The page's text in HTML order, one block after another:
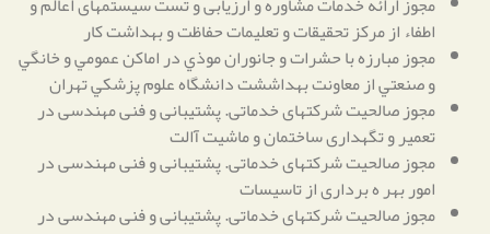
اطفاء از مرکز تحقیقات و تعلیمات حفاظت و بهداشت کار
مجوز مبارزه با حشرات و جانوران موذي در اماكن عمومي و خانگي
و صنعتي از معاونت بهداششت دانشگاه علوم پزشكي تهران
مجوز صالحیت شرکتهای خدماتی. پشتیبانی و فنی مهندسی در
تعمیر و تگهداری ساختمان و ماشیت آالت
مجوز صالحیت شرکتهای خدماتی. پشتیبانی و فنی مهندسی در
امور بهر ه برداری از تاسیسات
مجوز صالحیت شرکتهای خدماتی. پشتیبانی و فنی مهندسی در